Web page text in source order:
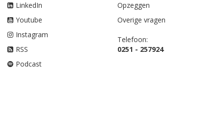
LinkedIn
Youtube
Instagram
RSS
Podcast
Opzeggen
Overige vragen
Telefoon:
0251 - 257924